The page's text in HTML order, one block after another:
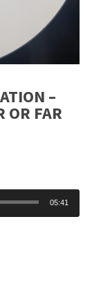
–
OR FAR
05:41